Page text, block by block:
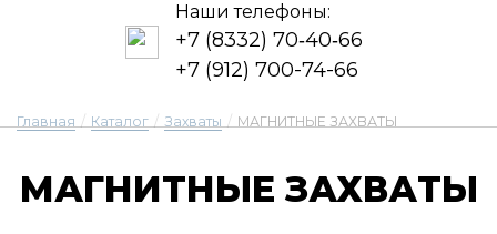
Наши телефоны:
+7 (8332) 70‑40‑66
+7 (912) 700-74-66
Главная / Каталог / Захваты / МАГНИТНЫЕ ЗАХВАТЫ
МАГ­НИТНЫЕ ЗАХ­ВА­ТЫ